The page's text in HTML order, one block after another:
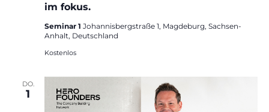
im fokus.
Seminar 1 Johannisbergstraße 1, Magdeburg, Sachsen-
Anhalt, Deutschland
Kostenlos
DO.
1